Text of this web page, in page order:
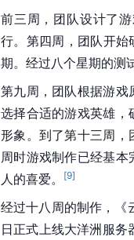
前三周，团队设计了
行。第四周，团队开
期。经过八个星期的测
第九周，团队根据游戏
选择合适的游戏英雄
形象。到了第十三周，
周时游戏制作已经基
人的喜爱。
[9]
经过十八周的制作，《
日正式上线大洋洲服务